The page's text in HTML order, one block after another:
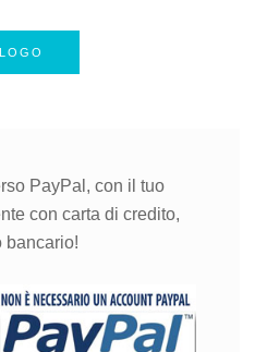
PayPal, con il tuo
con carta di credito,
bancario!